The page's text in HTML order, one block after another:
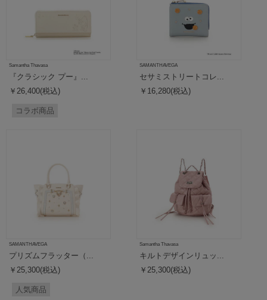
Samantha Thavasa
『クラシック プー』...
￥26,400(税込)
コラボ商品
SAMANTHAVEGA
セサミストリートコレ...
￥16,280(税込)
SAMANTHAVEGA
プリズムフラッター（...
￥25,300(税込)
人気商品
Samantha Thavasa
キルトデザインリュッ...
￥25,300(税込)